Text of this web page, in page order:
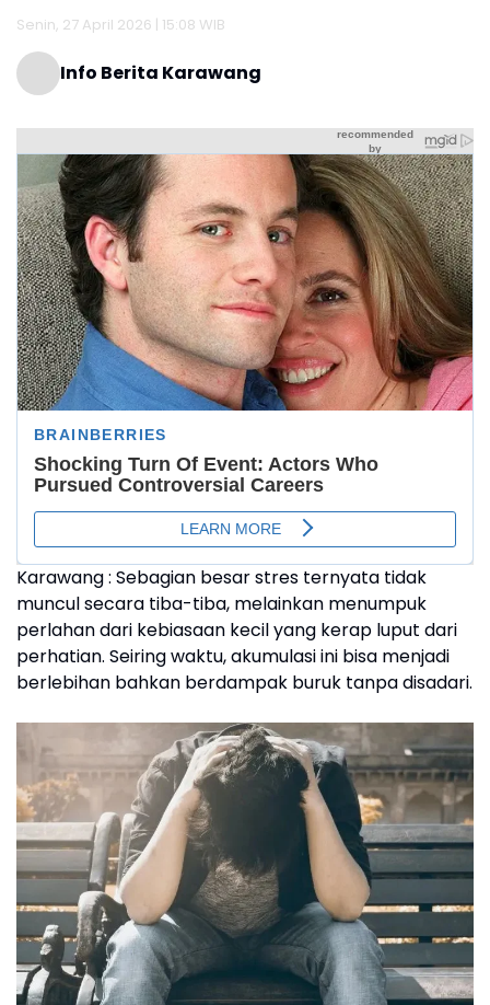
Senin, 27 April 2026 | 15:08 WIB
Info Berita Karawang
Karawang : Sebagian besar stres ternyata tidak
muncul secara tiba-tiba, melainkan menumpuk
perlahan dari kebiasaan kecil yang kerap luput dari
perhatian. Seiring waktu, akumulasi ini bisa menjadi
berlebihan bahkan berdampak buruk tanpa disadari.